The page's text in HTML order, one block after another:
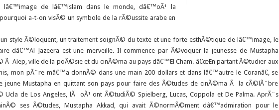
lâ€™image de lâ€™islam dans le monde, dâ€™oÃ¹ la
a-t-on visÃ© un symbole de la rÃ©ussite arabe en
un style Ã©loquent, un traitement soignÃ© du texte et une forte esthÃ©tique de lâ€™image, le
dâ€™Al Jazeera est une merveille. Il commence par Ã©voquer la jeunesse de Mustapha
Ã Alep, ville de la poÃ©sie et du cinÃ©ma au pays dâ€™El Cham. â€œEn partant Ã©tudier aux
mon pÃ¨re mâ€™a donnÃ© dans une main 200 dollars et dans lâ€™autre le Coranâ€, se
jeune Mustapha en quittant son pays pour faire des Ã©tudes de cinÃ©ma Ã la cÃ©lÃ¨bre
Ucla de Los Angeles, lÃ oÃ¹ ont Ã©tudiÃ© Spielberg, Lucas, Coppola et De Palma. AprÃ¨s
ses Ã©tudes, Mustapha Akkad, qui avait Ã©normÃ©ment dâ€™admiration pour le